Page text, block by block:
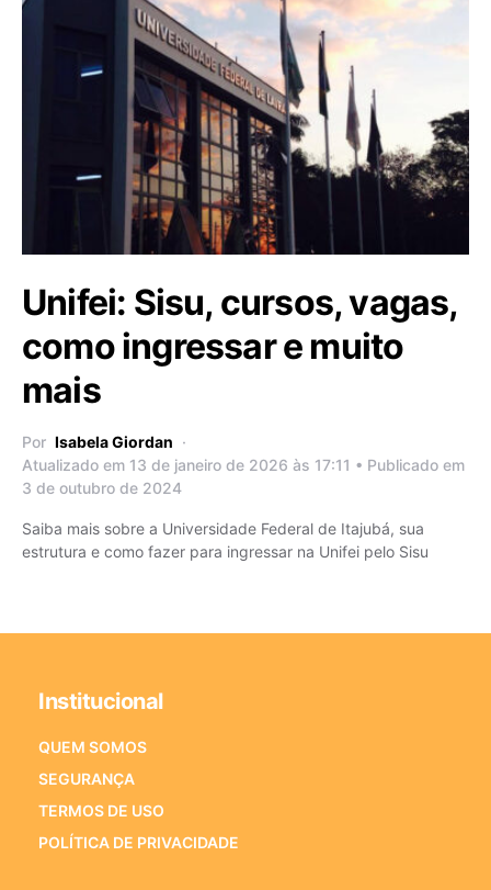
Unifei: Sisu, cursos, vagas,
como ingressar e muito
mais
Por Isabela Giordan
Atualizado em 13 de janeiro de 2026 às 17:11 • Publicado em
3 de outubro de 2024
Saiba mais sobre a Universidade Federal de Itajubá, sua
estrutura e como fazer para ingressar na Unifei pelo Sisu
Institucional
QUEM SOMOS
SEGURANÇA
TERMOS DE USO
POLÍTICA DE PRIVACIDADE